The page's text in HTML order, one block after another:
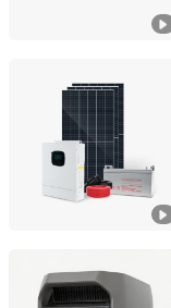
Nantong Pinxin
Jiangsu, China
Sorein Innovation